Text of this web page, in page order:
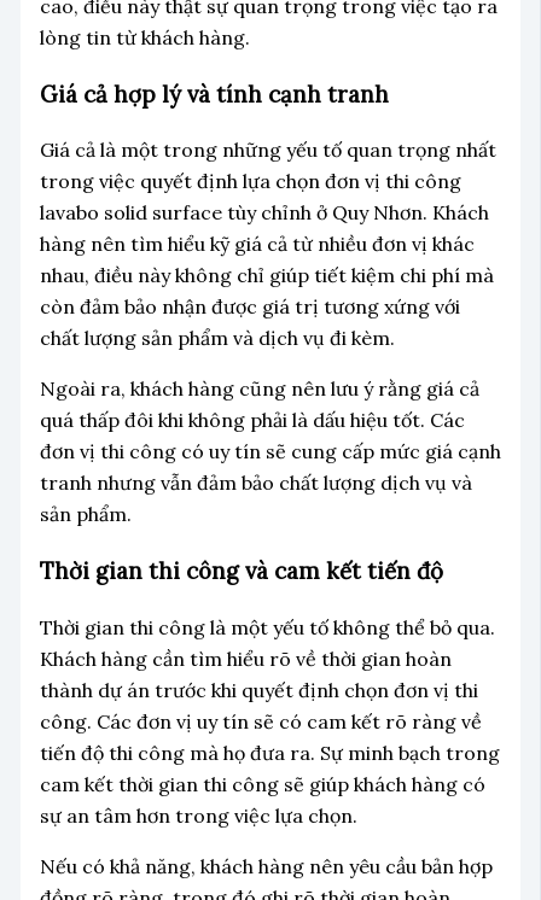
cao, điều này thật sự quan trọng trong việc tạo ra
lòng tin từ khách hàng.
Giá cả hợp lý và tính cạnh tranh
Giá cả là một trong những yếu tố quan trọng nhất
trong việc quyết định lựa chọn đơn vị thi công
lavabo solid surface tùy chỉnh ở Quy Nhơn. Khách
hàng nên tìm hiểu kỹ giá cả từ nhiều đơn vị khác
nhau, điều này không chỉ giúp tiết kiệm chi phí mà
còn đảm bảo nhận được giá trị tương xứng với
chất lượng sản phẩm và dịch vụ đi kèm.
Ngoài ra, khách hàng cũng nên lưu ý rằng giá cả
quá thấp đôi khi không phải là dấu hiệu tốt. Các
đơn vị thi công có uy tín sẽ cung cấp mức giá cạnh
tranh nhưng vẫn đảm bảo chất lượng dịch vụ và
sản phẩm.
Thời gian thi công và cam kết tiến độ
Thời gian thi công là một yếu tố không thể bỏ qua.
Khách hàng cần tìm hiểu rõ về thời gian hoàn
thành dự án trước khi quyết định chọn đơn vị thi
công. Các đơn vị uy tín sẽ có cam kết rõ ràng về
tiến độ thi công mà họ đưa ra. Sự minh bạch trong
cam kết thời gian thi công sẽ giúp khách hàng có
sự an tâm hơn trong việc lựa chọn.
Nếu có khả năng, khách hàng nên yêu cầu bản hợp